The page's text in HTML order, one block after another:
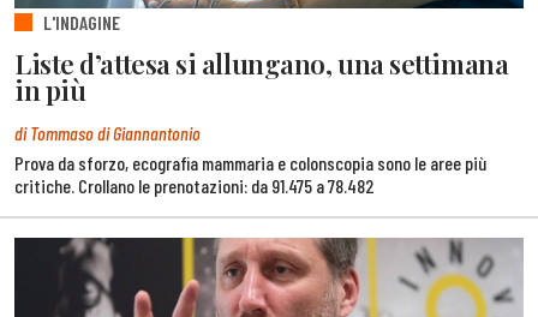
L'INDAGINE
Liste d’attesa si allungano, una settimana
in più
di Tommaso di Giannantonio
Prova da sforzo, ecografia mammaria e colonscopia sono le aree più
critiche. Crollano le prenotazioni: da 91.475 a 78.482